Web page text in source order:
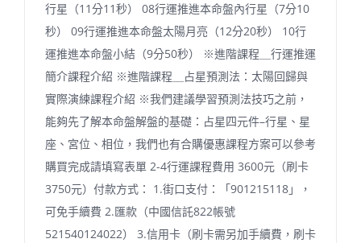
行星（11分11秒） 08行運推進本命盤內行星（7分10
秒） 09行運推進本命盤太陽月亮（12分20秒） 10行
運推進本命盤小結（9分50秒） ※進階課程＿行運推運
簡介課程介紹 ※進階課程＿占星預測法：太陽回歸與
實際演練課程介紹 ※我們建議學習預測法技巧之前，
能夠先了解本命盤解盤的基礎：占星四元件–行星、星
座、宮位、相位，我們也有合購優惠課程方案可以參考
購買完成請填寫表單 2-4行運課程費用 3600元（刷卡
3750元）付款方式： 1.街口支付：「901215118」，
可免手續費 2.匯款（中國信託822帳號
521540124022） 3.信用卡（刷卡需另加手續費，刷卡